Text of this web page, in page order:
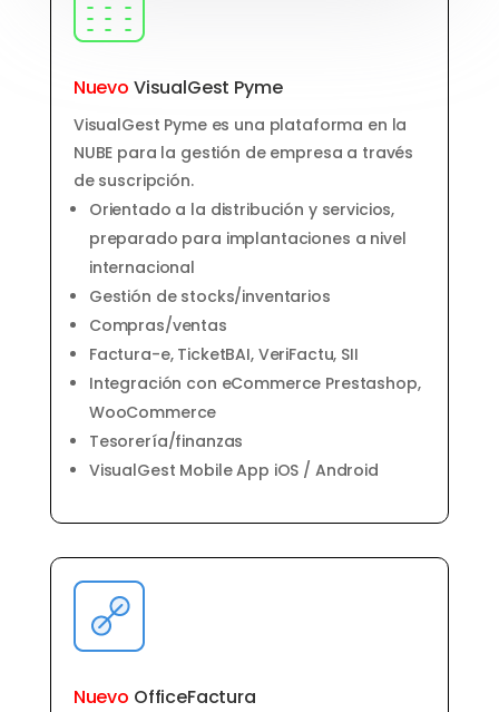
Nuevo VisualGest Pyme
VisualGest Pyme es una plataforma en la
NUBE para la gestión de empresa a través
de suscripción.
Orientado a la distribución y servicios,
preparado para implantaciones a nivel
internacional
Gestión de stocks/inventarios
Compras/ventas
Factura-e, TicketBAI, VeriFactu, SII
Integración con eCommerce Prestashop,
WooCommerce
Tesorería/finanzas
VisualGest Mobile App iOS / Android
Nuevo OfficeFactura